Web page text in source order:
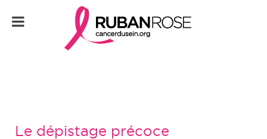
Le dépistage précoce